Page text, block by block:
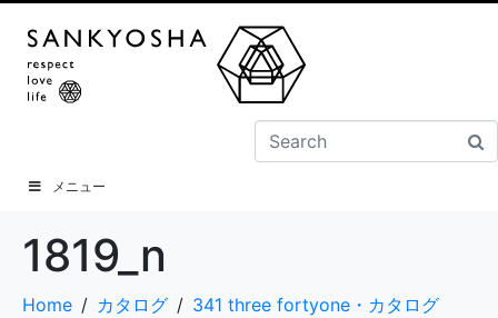
メニュー
1819_n
Home カタログ
341 three fortyone・カタログ